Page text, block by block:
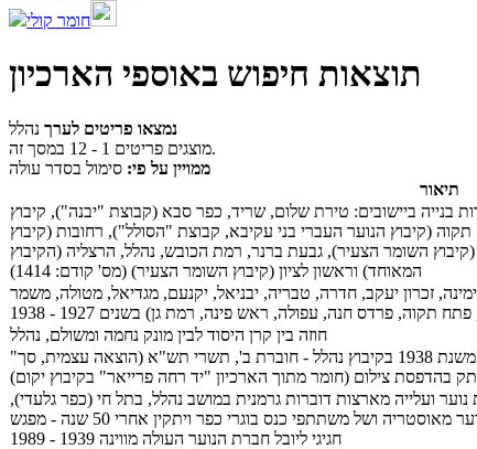
חומר קולי
תוצאות חיפוש באוספי הארכיון
נמצאו פריטים לערך נהלל
מוצגים פריטים 1 - 12 במסך זה.
ממויין על פי: סימול בסדר עולה
תיאור
בנייה ביישובים: טירת שלום, שריד, כפר סבא (קבוצת "יבנה"), קיבוץ
(קיבוץ הנוער העברי בני עקיבא, קבוצת "הסולל"), רחובות (קיבוץ
השומר הצעיר), גבעת ברנר, רמת הכובש, נהלל, הרצליה (הקיבוץ
המאוחד) וראשון לציון (קיבוץ השומר הצעיר) (מס' קודם: 1414)
זכרון יעקב, חדרה, טבריה, יבניאל, יקנעם, מגדיאל, מטולה, משמר
תקוה, פרדס חנה, עפולה, ראש פינה, רמת גן) בשנים 1927 - 1938
חוזה בין קרן היסוד לבין מונק נחמה ומשולם, נהלל
"בדרך", קובץ מכתבים וסקירות בעניין חברת הנוער ועלייתה משנת 1938 בקיבוץ נהלל - חוברת ב', תשרי תש"א (הוצאה עצמית, סך
ועלייה מארצות דוברות גרמנית במושב נהלל, בתל חי (כפר גלעדי),
ובכפר ויתקין. בצירוף רשימות שמיות של חברי עליית הנוער מאוסטריה ושל משתתפי כנס בוגרי כפר ויתקין אחרי 50 שנה - מפגש
חגיגי ליובל חברת הנוער העולה מווינה 1939 - 1989